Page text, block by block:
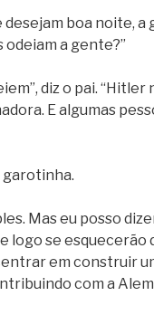
desejam boa noite,
odeiam a gente?”
diz o pai. “Hitler
E algumas
garotinha.
Mas eu posso
logo se esquecerão
em construir
com a